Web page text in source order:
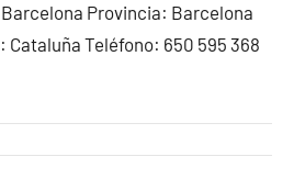
Provincia: Barcelona
Cataluña Teléfono: 650 595 368